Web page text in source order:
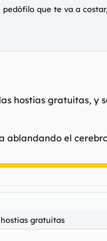
que te va a
hostias gratuitas, y
ablandando el
gratuitas